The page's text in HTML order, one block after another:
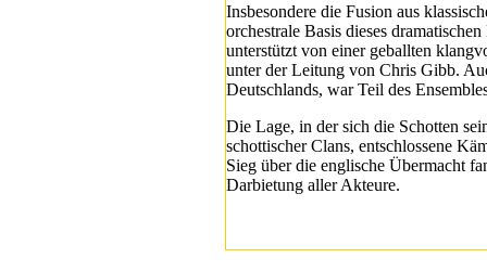
Insbesondere die Fusion aus
orchestrale Basis dieses
unterstützt von einer geballten
unter der Leitung von Chris Gibb.
Deutschlands, war Teil des
Die Lage, in der sich die Schotten
schottischer Clans, entschlossene
Sieg über die englische Übermacht
Darbietung aller Akteure.